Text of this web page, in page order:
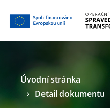
Úvodní stránka
Detail dokumentu